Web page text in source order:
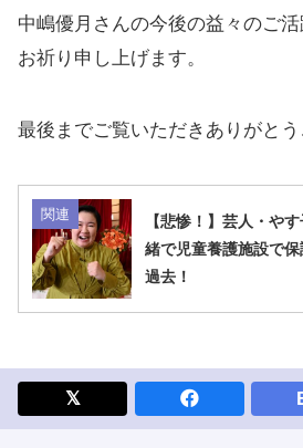
中嶋優月さんの今後の益々のご
お祈り申し上げます。
最後までご覧いただきありがとう
関連
【悲惨！】芸人・や
緒で児童養護施設で
過去！